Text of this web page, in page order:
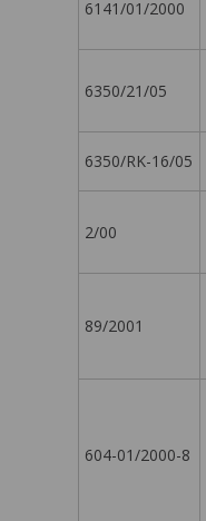
6141/01/2000
6350/21/05
6350/RK-16/05
2/00
89/2001
604-01/2000-8